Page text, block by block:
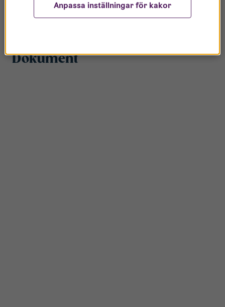
Dokument
Anpassa inställningar för kakor